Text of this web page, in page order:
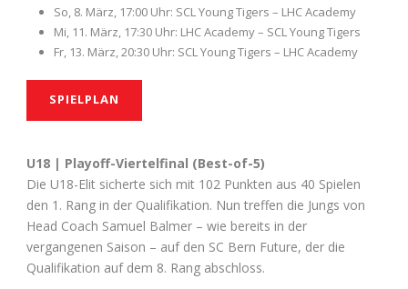
So, 8. März, 17:00 Uhr: SCL Young Tigers – LHC Academy
Mi, 11. März, 17:30 Uhr: LHC Academy – SCL Young Tigers
Fr, 13. März, 20:30 Uhr: SCL Young Tigers – LHC Academy
SPIELPLAN
U18 | Playoff-Viertelfinal (Best-of-5)
Die U18-Elit sicherte sich mit 102 Punkten aus 40 Spielen
den 1. Rang in der Qualifikation. Nun treffen die Jungs von
Head Coach Samuel Balmer – wie bereits in der
vergangenen Saison – auf den SC Bern Future, der die
Qualifikation auf dem 8. Rang abschloss.